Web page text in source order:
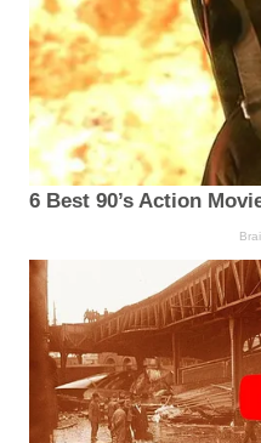
6 Best 90’s Action